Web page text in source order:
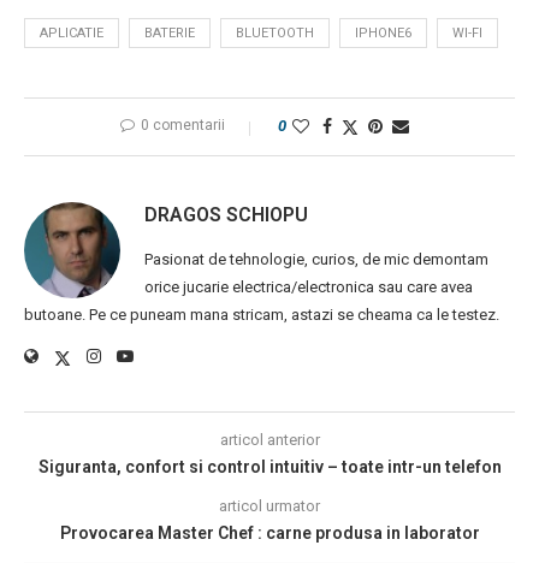
APLICATIE BATERIE BLUETOOTH IPHONE6 WI-FI
0 comentarii 0
DRAGOS SCHIOPU
Pasionat de tehnologie, curios, de mic demontam
orice jucarie electrica/electronica sau care avea
butoane. Pe ce puneam mana stricam, astazi se cheama ca le testez.
articol anterior
Siguranta, confort si control intuitiv – toate intr-un telefon
articol urmator
Provocarea Master Chef : carne produsa in laborator